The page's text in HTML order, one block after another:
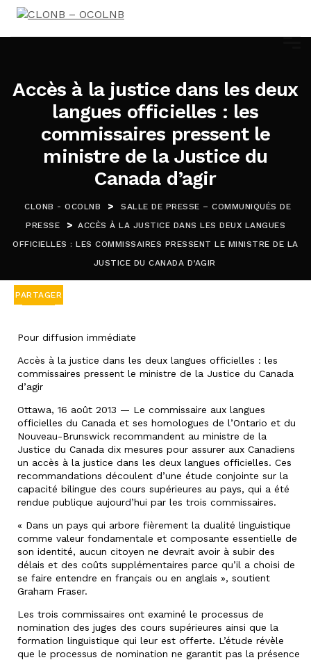
Accès à la justice dans les deux
langues officielles : les
commissaires pressent le
ministre de la Justice du
Canada d’agir
CLONB - OCOLNB >
SALLE DE PRESSE – COMMUNIQUÉS DE
PRESSE
> ACCÈS À LA JUSTICE DANS LES DEUX LANGUES
OFFICIELLES : LES COMMISSAIRES PRESSENT LE MINISTRE DE LA
JUSTICE DU CANADA D’AGIR
PARTAGER
Pour diffusion immédiate
Accès à la justice dans les deux langues officielles : les
commissaires pressent le ministre de la Justice du Canada
d’agir
Ottawa, 16 août 2013 — Le commissaire aux langues
officielles du Canada et ses homologues de l’Ontario et du
Nouveau-Brunswick recommandent au ministre de la
Justice du Canada dix mesures pour assurer aux Canadiens
un accès à la justice dans les deux langues officielles. Ces
recommandations découlent d’une étude conjointe sur la
capacité bilingue des cours supérieures au pays, qui a été
rendue publique aujourd’hui par les trois commissaires.
« Dans un pays qui arbore fièrement la dualité linguistique
comme valeur fondamentale et composante essentielle de
son identité, aucun citoyen ne devrait avoir à subir des
délais et des coûts supplémentaires parce qu’il a choisi de
se faire entendre en français ou en anglais », soutient
Graham Fraser.
Les trois commissaires ont examiné le processus de
nomination des juges des cours supérieures ainsi que la
formation linguistique qui leur est offerte. L’étude révèle
que le processus de nomination ne garantit pas la présence